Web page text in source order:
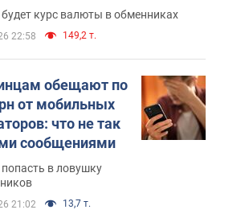
курс валюты в обменниках
22:58 149,2 т.
обещают по
от мобильных
что не так
сообщениями
попасть в ловушку
21:02 13,7 т.